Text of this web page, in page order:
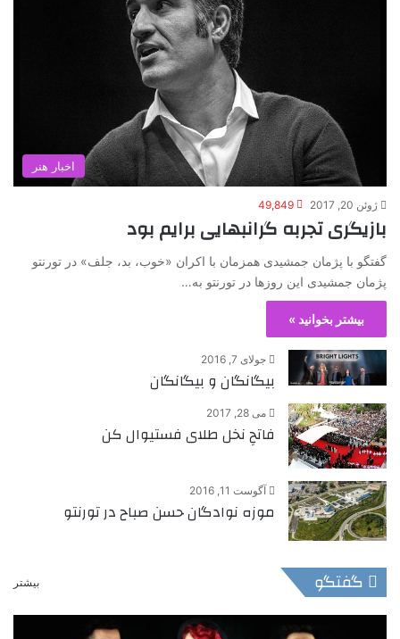
اخبار هنر
ژوئن 20, 2017 49,849
بازیگری تجربه گرانبهایی برایم بود
گفتگو با پژمان جمشیدی همزمان با اکران «خوب، بد، جلف» در تورنتو
پژمان جمشیدی این روزها در تورنتو به…
بیشتر بخوانید »
جولای 7, 2016
بیگانگان و بیگانگان
می 28, 2017
فاتحِ نخل طلای فستیوال کن
آگوست 11, 2016
موزه نوادگان حسن صباح در تورنتو
گفتگو بیشتر